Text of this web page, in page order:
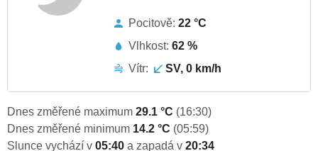
Pocitově: 22 °C
Vlhkost: 62 %
Vítr:
SV, 0 km/h
Dnes změřené maximum 29.1 °C (16:30)
Dnes změřené minimum 14.2 °C (05:59)
Slunce vychází v 05:40 a zapadá v 20:34